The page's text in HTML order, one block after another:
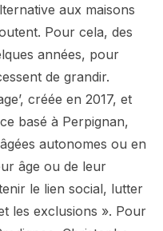
aux maisons
Pour cela, des
années, pour
de grandir.
créée en 2017, et
basé à Perpignan,
autonomes ou en
âge ou de leur
le lien social, lutter
les exclusions ». Pour